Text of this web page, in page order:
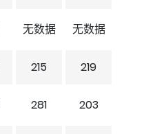
无数据 无数据
215 219
281 203